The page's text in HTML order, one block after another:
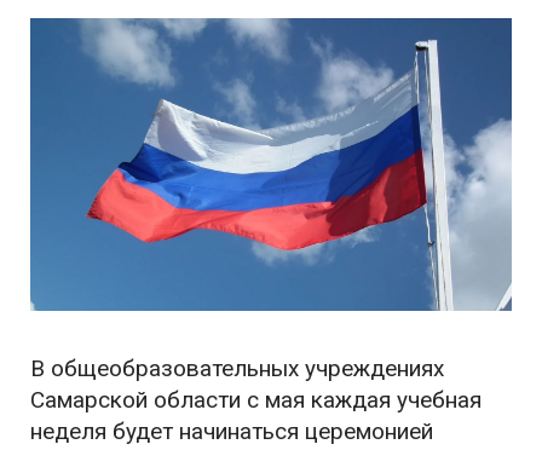
В общеобразовательных учреждениях
Самарской области с мая каждая учебная
неделя будет начинаться церемонией